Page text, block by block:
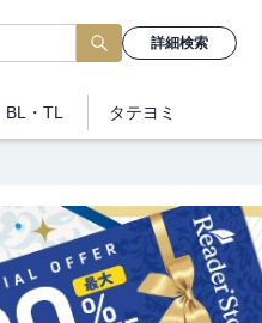
詳細検索
BL・TL タテヨミ